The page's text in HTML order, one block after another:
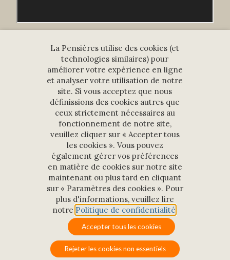
Suivez-nous sur les réseaux sociaux
NEWSLETTER
En s’inscrivant à cette newsletter, vos données seront traitées
par Les Pensières à des fins de communication. Pour plus
d'informations, visitez notrePolitique de confidentialité
SERVICES ÉVÉNEMENTS PHOTOS & VIDÉOS
La Pensières utilise des cookies (et
technologies similaires) pour
améliorer votre expérience en ligne
et analyser votre utilisation de notre
site. Si vous acceptez que nous
définissions des cookies autres que
ceux strictement nécessaires au
fonctionnement de notre site,
veuillez cliquer sur « Accepter tous
les cookies ». Vous pouvez
également gérer vos préférences
en matière de cookies sur notre site
maintenant ou plus tard en cliquant
sur « Paramètres des cookies ». Pour
plus d'informations, veuillez lire
notre Politique de confidentialité
Accepter tous les cookies
Rejeter les cookies non essentiels